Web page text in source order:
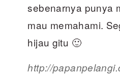
sebenarnya punya
mau memahami.
hijau gitu 🙂
http://